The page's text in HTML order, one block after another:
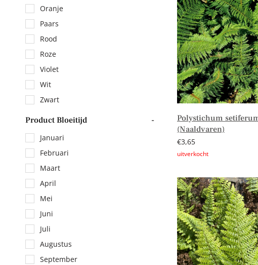
Oranje
Paars
Rood
Roze
Violet
Wit
Zwart
Product Bloeitijd -
Januari
Februari
Maart
April
Mei
Juni
Juli
Augustus
September
Polystichum
(Naaldvaren)
€3,65